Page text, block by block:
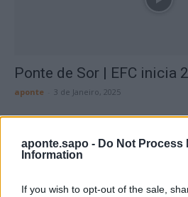
aponte.sapo - Do Not Process
Information
If you wish to opt-out of the sale,
Ponte de Sor | EFC inicia
aponte 3 de Janeiro, 2025